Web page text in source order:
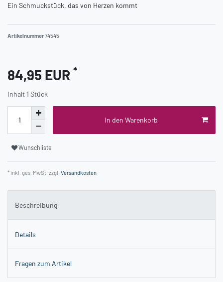
Ein Schmuckstück, das von Herzen kommt
Artikelnummer74545
84,95 EUR *
Inhalt 1 Stück
In den Warenkorb
Wunschliste
* inkl. ges. MwSt. zzgl. Versandkosten
Beschreibung
Details
Fragen zum Artikel